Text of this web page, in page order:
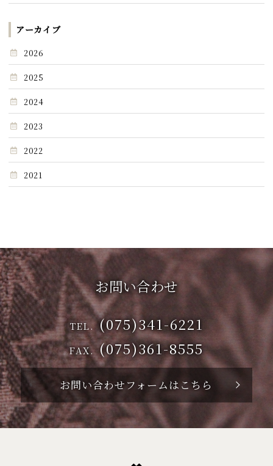
アーカイブ
2026
2025
2024
2023
2022
2021
お問い合わせ
TEL. (075)341-6221
FAX.(075)361-8555
お問い合わせフォームはこちら